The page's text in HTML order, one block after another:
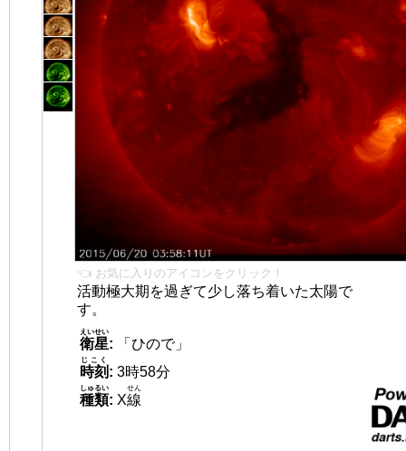
👈 お気に入りのアイコンをクリック！
活動極大期を過ぎて少し落ち着いた太陽で
す。
衛星
えいせい
:
「ひので」
時刻
じこく
: 3時58分
種類
しゅるい
: X線
せん